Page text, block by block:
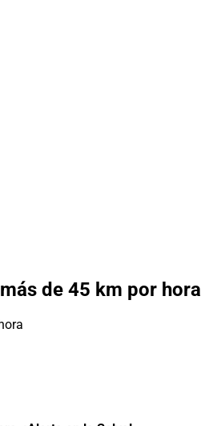
de 45 km por hora